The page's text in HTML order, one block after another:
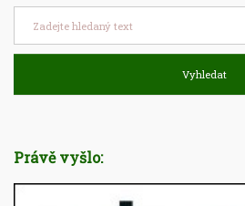
Vyhledat
Právě vyšlo: